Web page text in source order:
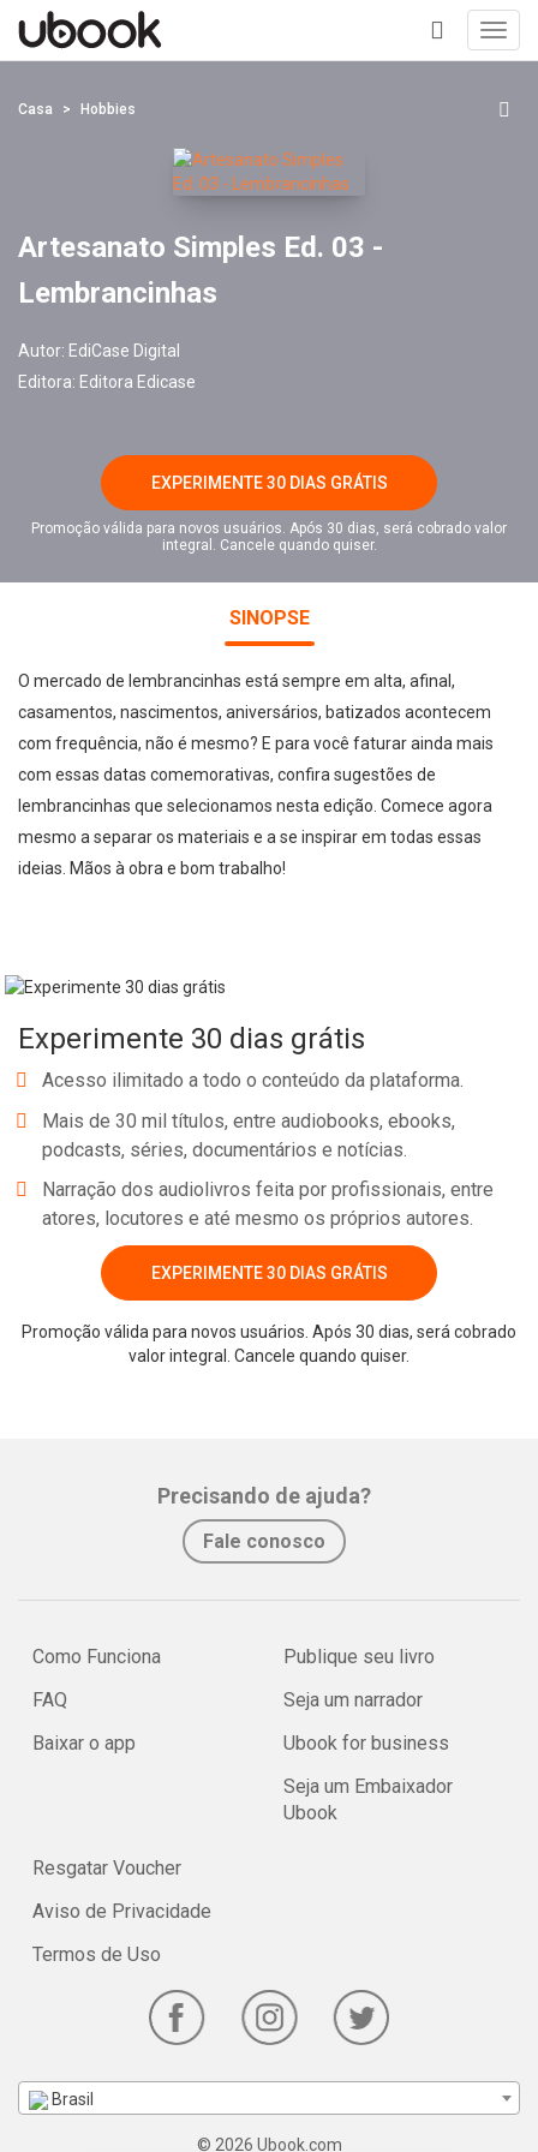
+
Casa Hobbies
Artesanato Simples Ed. 03 -
Lembrancinhas
Autor: EdiCase Digital
Editora: Editora Edicase
EXPERIMENTE 30 DIAS GRÁTIS
Promoção válida para novos usuários. Após 30 dias, será cobrado valor
integral. Cancele quando quiser.
SINOPSE
O mercado de lembrancinhas está sempre em alta, afinal,
casamentos, nascimentos, aniversários, batizados acontecem
com frequência, não é mesmo? E para você faturar ainda mais
com essas datas comemorativas, confira sugestões de
lembrancinhas que selecionamos nesta edição. Comece agora
mesmo a separar os materiais e a se inspirar em todas essas
ideias. Mãos à obra e bom trabalho!
Experimente 30 dias grátis
Acesso ilimitado a todo o conteúdo da plataforma.
Mais de 30 mil títulos, entre audiobooks, ebooks,
podcasts, séries, documentários e notícias.
Narração dos audiolivros feita por profissionais, entre
atores, locutores e até mesmo os próprios autores.
EXPERIMENTE 30 DIAS GRÁTIS
Promoção válida para novos usuários. Após 30 dias, será cobrado
valor integral. Cancele quando quiser.
Precisando de ajuda?
Fale conosco
Como Funciona
FAQ
Baixar o app
Publique seu livro
Seja um narrador
Ubook for business
Seja um Embaixador
Ubook
Resgatar Voucher
Aviso de Privacidade
Termos de Uso
Brasil
© 2026 Ubook.com